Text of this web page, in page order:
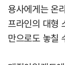
용사에게는 온
프라인의 대형
만으로도 놓칠